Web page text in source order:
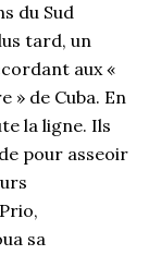
du Sud
tard, un
aux «
» de Cuba. En
la ligne. Ils
pour asseoir
sa